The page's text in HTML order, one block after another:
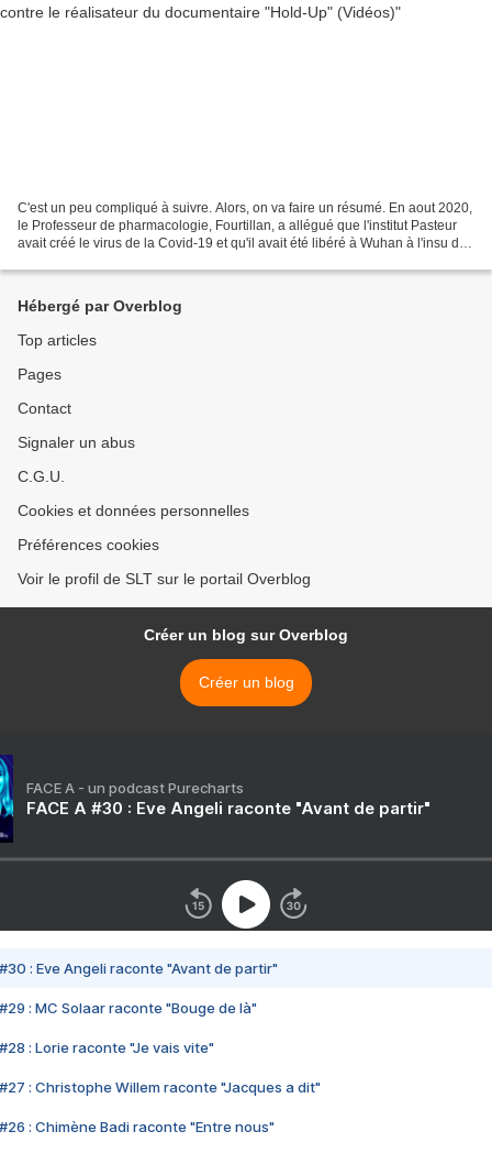
C'est un peu compliqué à suivre. Alors, on va faire un résumé. En aout 2020,
le Professeur de pharmacologie, Fourtillan, a allégué que l'institut Pasteur
avait créé le virus de la Covid-19 et qu'il avait été libéré à Wuhan à l'insu des
Hébergé par Overblog
Top articles
Pages
Contact
Signaler un abus
C.G.U.
Cookies et données personnelles
Préférences cookies
Voir le profil de SLT sur le portail Overblog
Créer un blog sur Overblog
Créer un blog
FACE A - un podcast Purecharts
FACE A #30 : Eve Angeli raconte "Avant de partir"
#30 : Eve Angeli raconte "Avant de partir"
#29 : MC Solaar raconte "Bouge de là"
#28 : Lorie raconte "Je vais vite"
#27 : Christophe Willem raconte "Jacques a dit"
#26 : Chimène Badi raconte "Entre nous"